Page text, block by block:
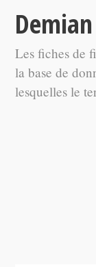
Les fiches de
la base de
lesquelles le